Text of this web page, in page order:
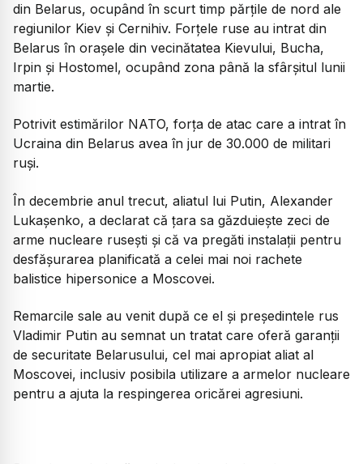
din Belarus, ocupând în scurt timp părțile de nord ale
regiunilor Kiev și Cernihiv. Forțele ruse au intrat din
Belarus în orașele din vecinătatea Kievului, Bucha,
Irpin și Hostomel, ocupând zona până la sfârșitul lunii
martie.
Potrivit estimărilor NATO, forța de atac care a intrat în
Ucraina din Belarus avea în jur de 30.000 de militari
ruși.
În decembrie anul trecut, aliatul lui Putin, Alexander
Lukașenko, a declarat că țara sa găzduiește zeci de
arme nucleare rusești și că va pregăti instalații pentru
desfășurarea planificată a celei mai noi rachete
balistice hipersonice a Moscovei.
Remarcile sale au venit după ce el și președintele rus
Vladimir Putin au semnat un tratat care oferă garanții
de securitate Belarusului, cel mai apropiat aliat al
Moscovei, inclusiv posibila utilizare a armelor nucleare
pentru a ajuta la respingerea oricărei agresiuni.